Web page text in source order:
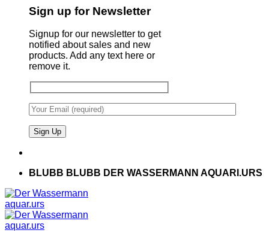
Sign up for Newsletter
Signup for our newsletter to get
notified about sales and new
products. Add any text here or
remove it.
BLUBB BLUBB DER WASSERMANN AQUARI.URS